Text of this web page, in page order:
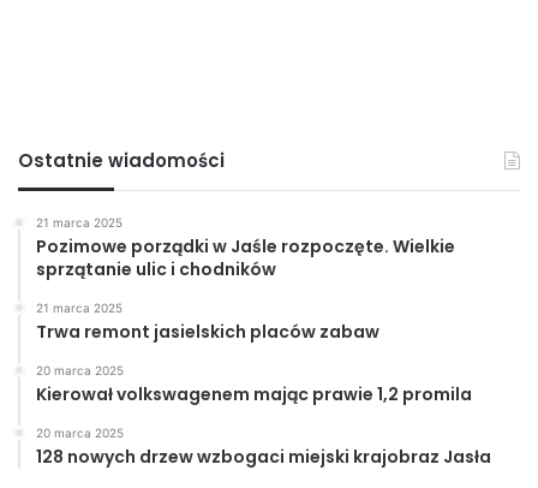
Ostatnie wiadomości
21 marca 2025
Pozimowe porządki w Jaśle rozpoczęte. Wielkie
sprzątanie ulic i chodników
21 marca 2025
Trwa remont jasielskich placów zabaw
20 marca 2025
Kierował volkswagenem mając prawie 1,2 promila
20 marca 2025
128 nowych drzew wzbogaci miejski krajobraz Jasła